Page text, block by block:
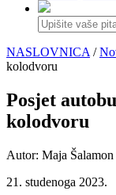
NASLOVNICA /
kolodvoru
Posjet
kolodvoru
Autor: Maja
21. studenoga 2023.